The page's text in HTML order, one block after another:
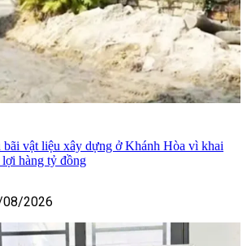
vật liệu xây dựng ở Khánh Hòa vì khai
lợi hàng tỷ đồng
2026